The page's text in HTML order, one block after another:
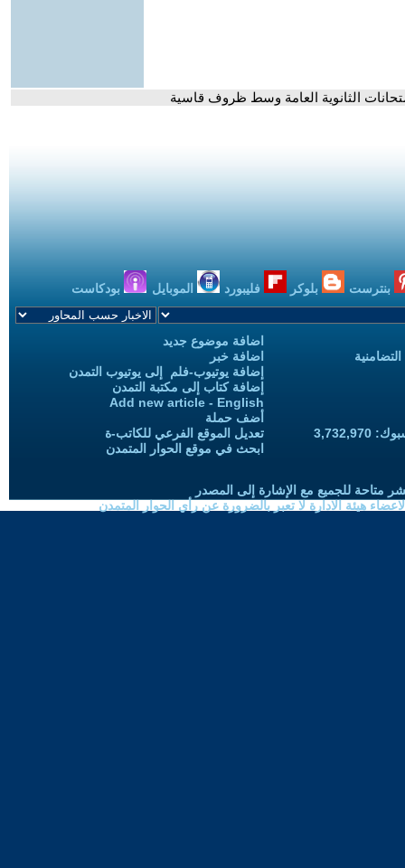
الثانوية العامة وسط ظروف قاسية
بنترست بلوكر فليبورد الموبايل بودكاست
اضافة موضوع جديد
اضافة خبر
إضافة يوتيوب-فلم إلى يوتيوب التمدن
إضافة كتاب إلى مكتبة التمدن
Add new article - English
أضف حملة
تعديل الموقع الفرعي للكاتب-ة
ابحث في موقع الحوار المتمدن
متاحة للجميع مع الإشارة إلى المصدر
هيئة الادارة لا تعبر بالضرورة عن رأي الحوار المتمدن